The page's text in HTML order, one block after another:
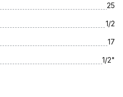
25
1/2
17
1/2"